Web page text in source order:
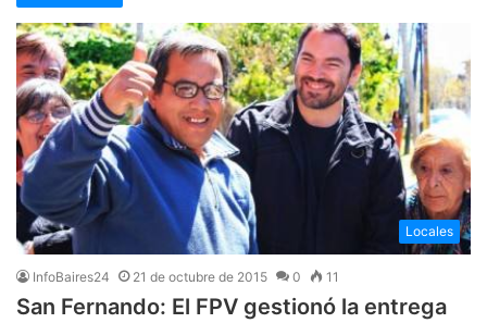
Locales
InfoBaires24 21 de octubre de 2015 0 11
San Fernando: El FPV gestionó la entrega